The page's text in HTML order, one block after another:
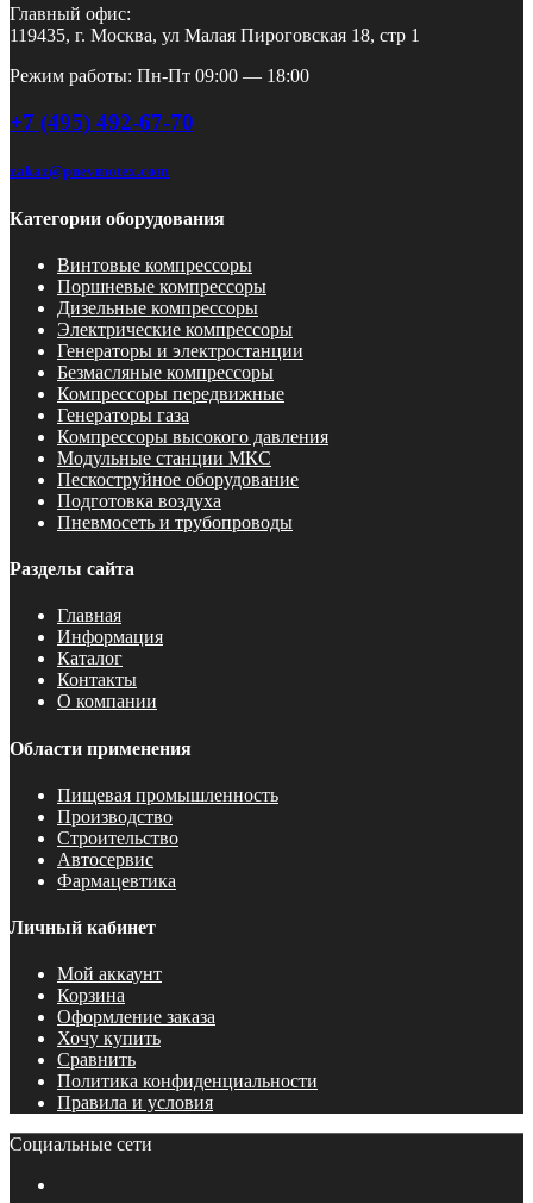
Главный офис:
119435, г. Москва, ул Малая Пироговская 18, стр 1
Режим работы: Пн-Пт 09:00 — 18:00
+7 (495) 492-67-70
zakaz@pnevmotex.com
Категории оборудования
Винтовые компрессоры
Поршневые компрессоры
Дизельные компрессоры
Электрические компрессоры
Генераторы и электростанции
Безмасляные компрессоры
Компрессоры передвижные
Генераторы газа
Компрессоры высокого давления
Модульные станции МКС
Пескоструйное оборудование
Подготовка воздуха
Пневмосеть и трубопроводы
Разделы сайта
Главная
Информация
Каталог
Контакты
О компании
Области применения
Пищевая промышленность
Производство
Строительство
Автосервис
Фармацевтика
Личный кабинет
Мой аккаунт
Корзина
Оформление заказа
Хочу купить
Сравнить
Политика конфиденциальности
Правила и условия
Социальные сети